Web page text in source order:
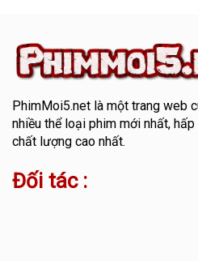
PhimMoi5.netlà một trang web
nhiều thể loại phim mới nhất,
chất lượng cao nhất.
Đối tác :